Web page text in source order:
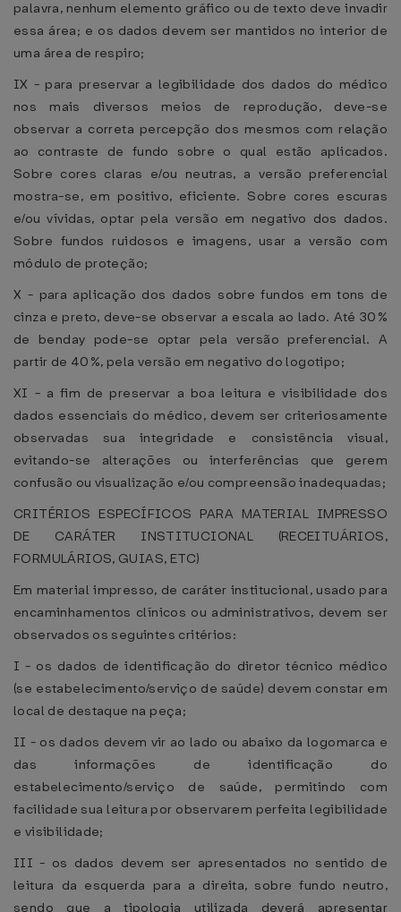
palavra, nenhum elemento gráfico ou de texto deve invadir
essa área; e os dados devem ser mantidos no interior de
uma área de respiro;
IX - para preservar a legibilidade dos dados do médico
nos mais diversos meios de reprodução, deve-se
observar a correta percepção dos mesmos com relação
ao contraste de fundo sobre o qual estão aplicados.
Sobre cores claras e/ou neutras, a versão preferencial
mostra-se, em positivo, eficiente. Sobre cores escuras
e/ou vívidas, optar pela versão em negativo dos dados.
Sobre fundos ruidosos e imagens, usar a versão com
módulo de proteção;
X - para aplicação dos dados sobre fundos em tons de
cinza e preto, deve-se observar a escala ao lado. Até 30%
de benday pode-se optar pela versão preferencial. A
partir de 40%, pela versão em negativo do logotipo;
XI - a fim de preservar a boa leitura e visibilidade dos
dados essenciais do médico, devem ser criteriosamente
observadas sua integridade e consistência visual,
evitando-se alterações ou interferências que gerem
confusão ou visualização e/ou compreensão inadequadas;
CRITÉRIOS ESPECÍFICOS PARA MATERIAL IMPRESSO
DE CARÁTER INSTITUCIONAL (RECEITUÁRIOS,
FORMULÁRIOS, GUIAS, ETC)
Em material impresso, de caráter institucional, usado para
encaminhamentos clínicos ou administrativos, devem ser
observados os seguintes critérios:
I - os dados de identificação do diretor técnico médico
(se estabelecimento/serviço de saúde) devem constar em
local de destaque na peça;
II - os dados devem vir ao lado ou abaixo da logomarca e
das informações de identificação do
estabelecimento/serviço de saúde, permitindo com
facilidade sua leitura por observarem perfeita legibilidade
e visibilidade;
III - os dados devem ser apresentados no sentido de
leitura da esquerda para a direita, sobre fundo neutro,
sendo que a tipologia utilizada deverá apresentar